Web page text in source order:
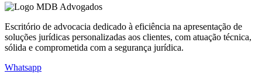
Escritório de advocacia dedicado à eficiência na apresentação de
soluções jurídicas personalizadas aos clientes, com atuação técnica,
sólida e comprometida com a segurança jurídica.
Whatsapp